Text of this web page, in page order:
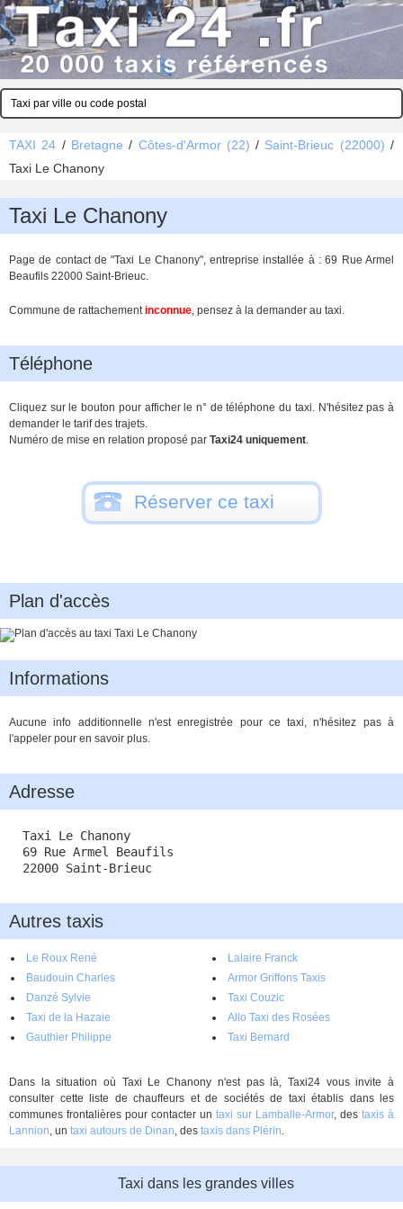
TAXI 24 / Bretagne / Côtes-d'Armor (22) / Saint-Brieuc (22000) /
Taxi Le Chanony
Taxi Le Chanony
Page de contact de "Taxi Le Chanony", entreprise installée à : 69 Rue Armel
Beaufils 22000 Saint-Brieuc.
Commune de rattachementinconnue, pensez à la demander au taxi.
Téléphone
Cliquez sur le bouton pour afficher le n° de téléphone du taxi. N'hésitez pas à
demander le tarif des trajets.
Numéro de mise en relation proposé par Taxi24 uniquement.
Réserver ce taxi
Plan d'accès
Informations
Aucune info additionnelle n'est enregistrée pour ce taxi, n'hésitez pas à
l'appeler pour en savoir plus.
Adresse
Taxi Le Chanony
69 Rue Armel Beaufils
22000 Saint-Brieuc
Autres taxis
Le Roux René
Lalaire Franck
Baudouin Charles
Armor Griffons Taxis
Danzé Sylvie
Taxi Couzic
Taxi de la Hazaie
Allo Taxi des Rosées
Gauthier Philippe
Taxi Bernard
Dans la situation où Taxi Le Chanony n'est pas là, Taxi24 vous invite à
consulter cette liste de chauffeurs et de sociétés de taxi établis dans les
communes frontalières pour contacter un taxi sur Lamballe-Armor, des taxis à
Lannion, un taxi autours de Dinan, des taxis dans Plérin.
Taxi dans les grandes villes